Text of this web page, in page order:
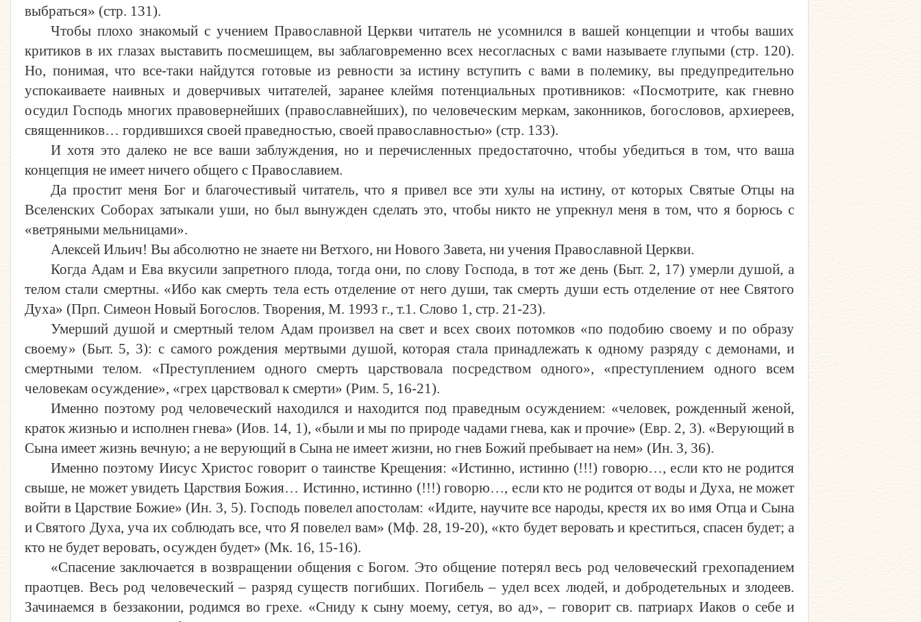
выбраться» (стр. 131).
Чтобы плохо знакомый с учением Православной Церкви читатель не усомнился в вашей концепции и чтобы ваших
критиков в их глазах выставить посмешищем, вы заблаговременно всех несогласных с вами называете глупыми (стр. 120).
Но, понимая, что все-таки найдутся готовые из ревности за истину вступить с вами в полемику, вы предупредительно
успокаиваете наивных и доверчивых читателей, заранее клеймя потенциальных противников: «Посмотрите, как гневно
осудил Господь многих правовернейших (православнейших), по человеческим меркам, законников, богословов, архиереев,
священников… гордившихся своей праведностью, своей православностью» (стр. 133).
И хотя это далеко не все ваши заблуждения, но и перечисленных предостаточно, чтобы убедиться в том, что ваша
концепция не имеет ничего общего с Православием.
Да простит меня Бог и благочестивый читатель, что я привел все эти хулы на истину, от которых Святые Отцы на
Вселенских Соборах затыкали уши, но был вынужден сделать это, чтобы никто не упрекнул меня в том, что я борюсь с
«ветряными мельницами».
Алексей Ильич! Вы абсолютно не знаете ни Ветхого, ни Нового Завета, ни учения Православной Церкви.
Когда Адам и Ева вкусили запретного плода, тогда они, по слову Господа, в тот же день (Быт. 2, 17) умерли душой, а
телом стали смертны. «Ибо как смерть тела есть отделение от него души, так смерть души есть отделение от нее Святого
Духа» (Прп. Симеон Новый Богослов. Творения, М. 1993 г., т.1. Слово 1, стр. 21-23).
Умерший душой и смертный телом Адам произвел на свет и всех своих потомков «по подобию своему и по образу
своему» (Быт. 5, 3): с самого рождения мертвыми душой, которая стала принадлежать к одному разряду с демонами, и
смертными телом. «Преступлением одного смерть царствовала посредством одного», «преступлением одного всем
человекам осуждение», «грех царствовал к смерти» (Рим. 5, 16-21).
Именно поэтому род человеческий находился и находится под праведным осуждением: «человек, рожденный женой,
краток жизнью и исполнен гнева» (Иов. 14, 1), «были и мы по природе чадами гнева, как и прочие» (Евр. 2, 3). «Верующий в
Сына имеет жизнь вечную; а не верующий в Сына не имеет жизни, но гнев Божий пребывает на нем» (Ин. 3, 36).
Именно поэтому Иисус Христос говорит о таинстве Крещения: «Истинно, истинно (!!!) говорю…, если кто не родится
свыше, не может увидеть Царствия Божия… Истинно, истинно (!!!) говорю…, если кто не родится от воды и Духа, не может
войти в Царствие Божие» (Ин. 3, 5). Господь повелел апостолам: «Идите, научите все народы, крестя их во имя Отца и Сына
и Святого Духа, уча их соблюдать все, что Я повелел вам» (Мф. 28, 19-20), «кто будет веровать и креститься, спасен будет; а
кто не будет веровать, осужден будет» (Мк. 16, 15-16).
«Спасение заключается в возвращении общения с Богом. Это общение потерял весь род человеческий грехопадением
праотцев. Весь род человеческий – разряд существ погибших. Погибель – удел всех людей, и добродетельных и злодеев.
Зачинаемся в беззаконии, родимся во грехе. «Сниду к сыну моему, сетуя, во ад», – говорит св. патриарх Иаков о себе и